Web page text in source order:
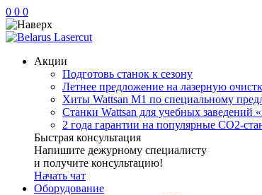
0 0 0
Акции
Подготовь станок к сезону
Летнее предложение на лазерную
Хиты Wattsan M1 по специальному
Станки Wattsan для учебных заведений
2 года гарантии на популярные CO2-
Быстрая консультация
Напишите дежурному специалисту
и получите консультацию!
Начать чат
Оборудование